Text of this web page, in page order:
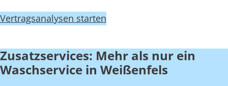
Vertragsanalysen starten
Zusatzservices: Mehr als nur ein
Waschservice in Weißenfels